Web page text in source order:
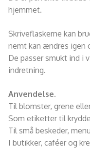
hjemmet.
Skriveflaskerne kan
nemt kan ændres igen
De passer smukt ind i
indretning.
Anvendelse.
Til blomster, grene
Som etiketter til
Til små beskeder,
I butikker, caféer og